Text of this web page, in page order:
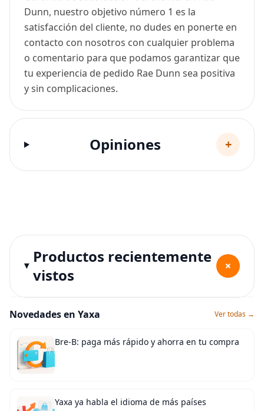
Dunn, nuestro objetivo número 1 es la
satisfacción del cliente, no dudes en ponerte en
contacto con nosotros con cualquier problema
o comentario para que podamos garantizar que
tu experiencia de pedido Rae Dunn sea positiva
y sin complicaciones.
Opiniones +
Productos recientemente
vistos
+
Novedades en Yaxa Ver todas →
Bre-B: paga más rápido y ahorra en tu compra
Yaxa ya habla el idioma de más países